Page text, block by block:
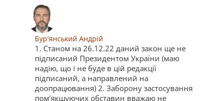
Бур'янський Андрій
1. Станом на 26.12.22 даний закон ще не
підписаний Президентом України (маю
надію, що і не буде в цій редакції
підписаний, а направлений на
доопрацювання) 2. Заборону застосування
пом’якшуючих обставин вважаю не